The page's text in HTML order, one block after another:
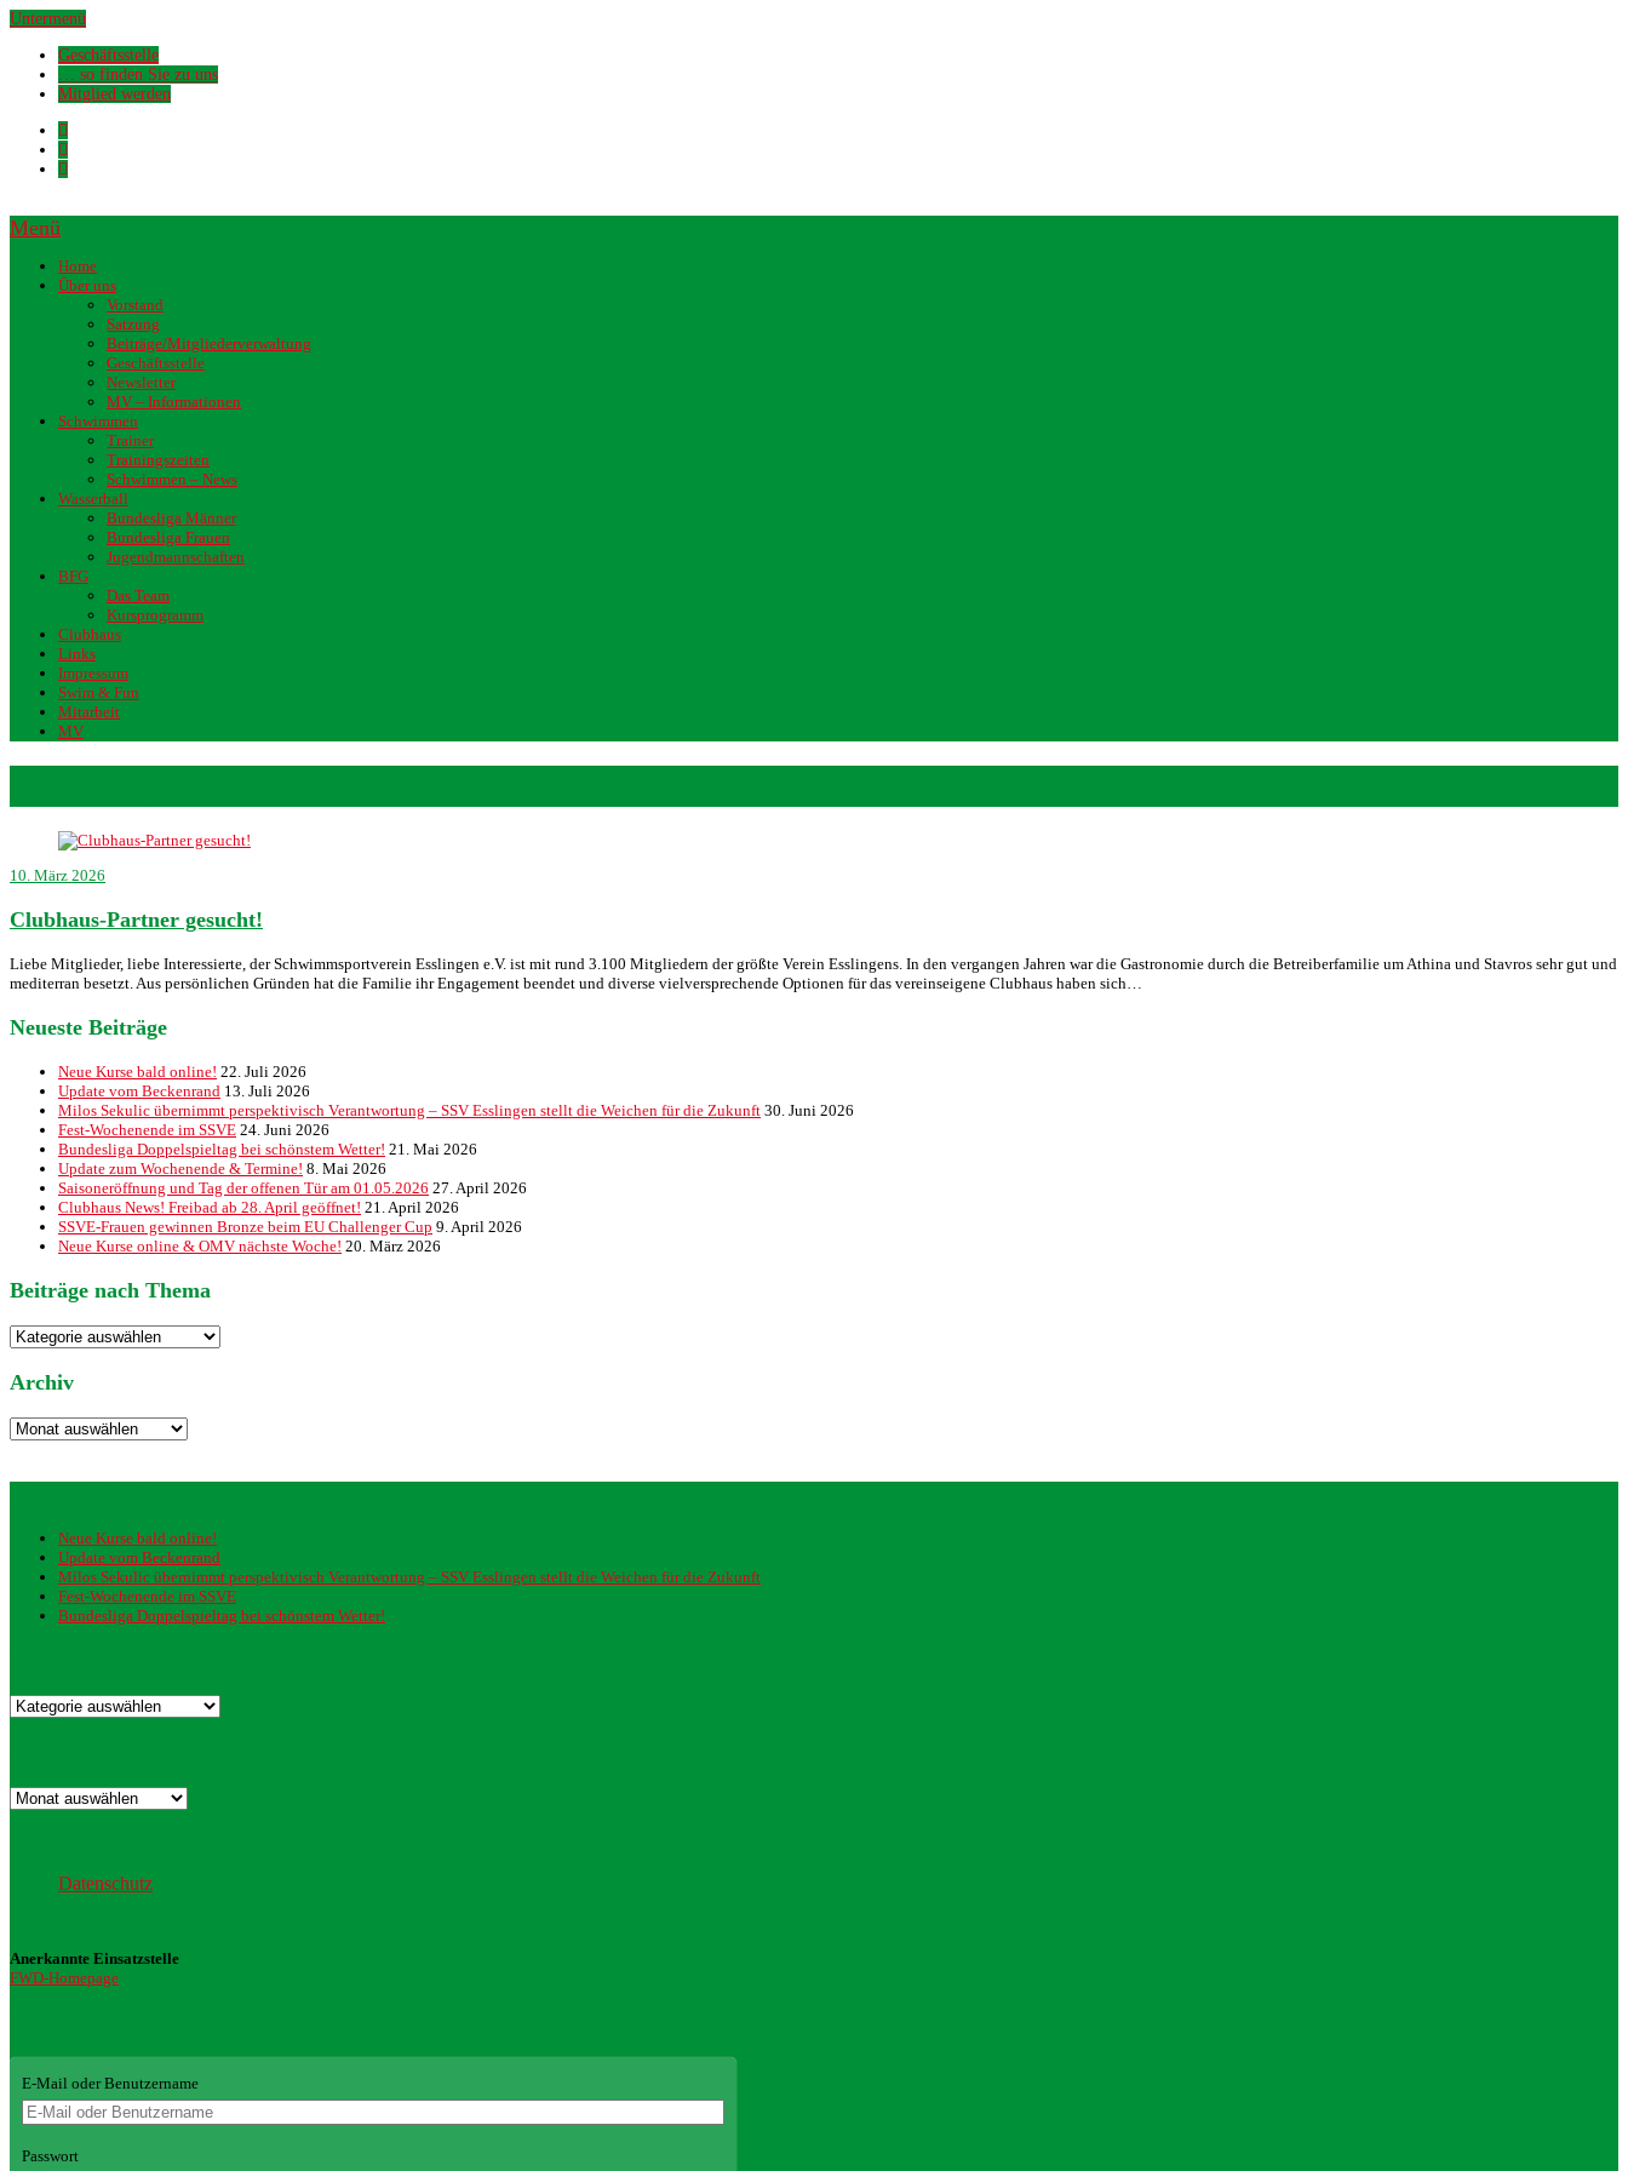
Untermenü
Geschäftsstelle
… so finden Sie zu uns
Mitglied werden
Menü
Home
Über uns
Vorstand
Satzung
Beiträge/Mitgliederverwaltung
Geschäftsstelle
Newsletter
MV – Informationen
Schwimmen
Trainer
Trainingszeiten
Schwimmen – News
Wasserball
Bundesliga Männer
Bundesliga Frauen
Jugendmannschaften
BFG
Das Team
Kursprogramm
Clubhaus
Links
Impressum
Swim & Fun
Mitarbeit
MV
10. März 2026
Clubhaus-Partner gesucht!
Liebe Mitglieder, liebe Interessierte, der Schwimmsportverein Esslingen e.V. ist mit rund 3.100 Mitgliedern der größte Verein Esslingens. In den vergangen Jahren war die Gastronomie durch die Betreiberfamilie um Athina und Stavros sehr gut und
mediterran besetzt. Aus persönlichen Gründen hat die Familie ihr Engagement beendet und diverse vielversprechende Optionen für das vereinseigene Clubhaus haben sich…
Neueste Beiträge
Neue Kurse bald online! 22. Juli 2026
Update vom Beckenrand 13. Juli 2026
Milos Sekulic übernimmt perspektivisch Verantwortung – SSV Esslingen stellt die Weichen für die Zukunft 30. Juni 2026
Fest-Wochenende im SSVE 24. Juni 2026
Bundesliga Doppelspieltag bei schönstem Wetter! 21. Mai 2026
Update zum Wochenende & Termine! 8. Mai 2026
Saisoneröffnung und Tag der offenen Tür am 01.05.2026 27. April 2026
Clubhaus News! Freibad ab 28. April geöffnet! 21. April 2026
SSVE-Frauen gewinnen Bronze beim EU Challenger Cup 9. April 2026
Neue Kurse online & OMV nächste Woche! 20. März 2026
Beiträge nach Thema
Beiträge
nach
Thema
Archiv
Archiv
Neue Kurse bald online!
Update vom Beckenrand
Milos Sekulic übernimmt perspektivisch Verantwortung – SSV Esslingen stellt die Weichen für die Zukunft
Fest-Wochenende im SSVE
Bundesliga Doppelspieltag bei schönstem Wetter!
Kategorien
Archiv
Datenschutz
Anerkannte Einsatzstelle
FWD-Homepage
E-Mail oder Benutzername
Passwort